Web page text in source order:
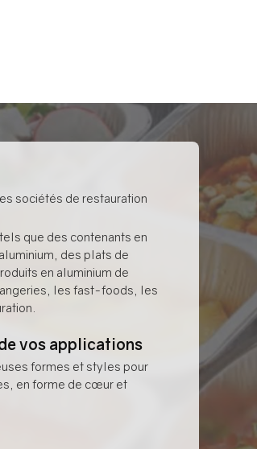
sociétés de restauration
que des contenants en
des plats de
en aluminium de
les fast-foods, les
vos applications
formes et styles pour
en forme de cœur et